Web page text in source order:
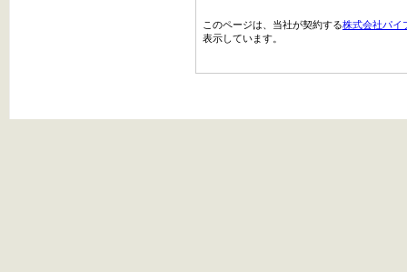
このページは、当社が契約する株式会社パイ
表示しています。